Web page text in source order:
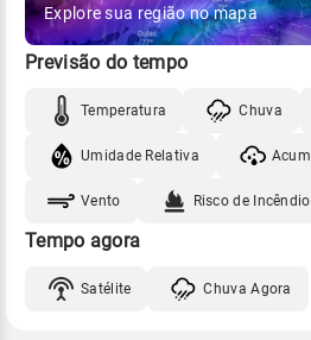
Explore sua região no mapa
Previsão do tempo
Temperatura Chuva
Umidade Relativa
Vento Risco de Incêndio
Tempo agora
Satélite Chuva Agora